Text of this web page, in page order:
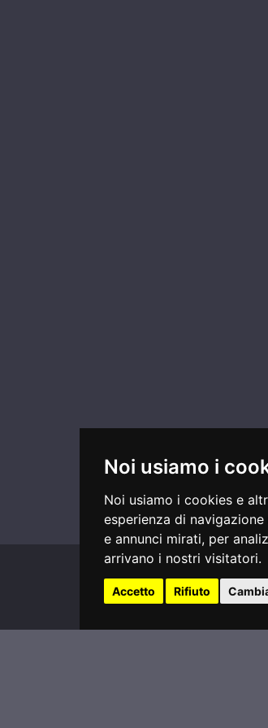
Noi usiamo i
Noi usiamo i cookies e
esperienza di
e annunci mirati, per
arrivano i nostri visitatori.
Accetto Rifiuto
Accedi
Password dimenticata?
Condizioni di utilizzo